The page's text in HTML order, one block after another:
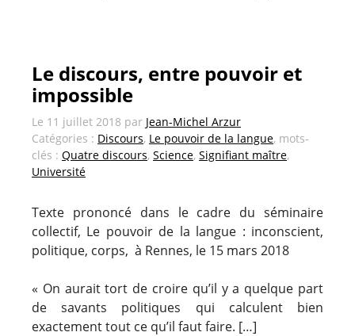
Le discours, entre pouvoir et
impossible
Le 11 juillet 2018 par Jean-Michel Arzur
Catégories : Discours, Le pouvoir de la langue, mots-
clés : Quatre discours, Science, Signifiant maître,
Université
Texte prononcé dans le cadre du séminaire
collectif, Le pouvoir de la langue : inconscient,
politique, corps, à Rennes, le 15 mars 2018
« On aurait tort de croire qu’il y a quelque part
de savants politiques qui calculent bien
exactement tout ce qu’il faut faire. […]